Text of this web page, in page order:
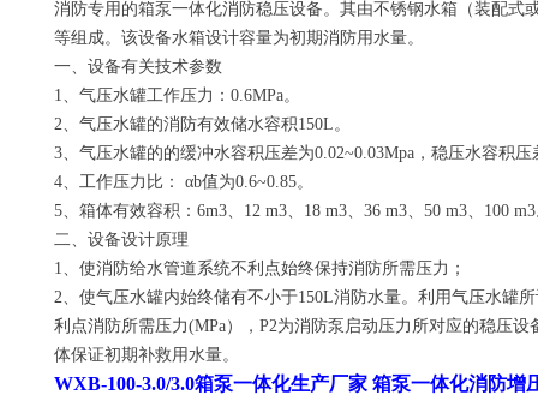
消防专用的箱泵一体化消防稳压设备。其由不锈钢水箱（装配
等组成。该设备水箱设计容量为初期消防用水量。
一、设备有关技术参数
1、气压水罐工作压力：0.6MPa。
2、气压水罐的消防有效储水容积150L。
3、气压水罐的的缓冲水容积压差为0.02~0.03Mpa，稳压水容积压
4、工作压力比： αb值为0.6~0.85。
5、箱体有效容积：6m3、12 m3、18 m3、36 m3、50 m3、100
二、设备设计原理
1、使消防给水管道系统不利点始终保持消防所需压力；
2、使气压水罐内始终储有不小于150L消防水量。利用气压水罐
利点消防所需压力(MPa），P2为消防泵启动压力所对应的稳压
体保证初期补救用水量。
WXB-100-3.0/3.0箱泵一体化生产厂家 箱泵一体化消防增